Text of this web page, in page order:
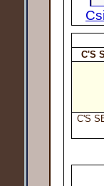
C'S
C'S